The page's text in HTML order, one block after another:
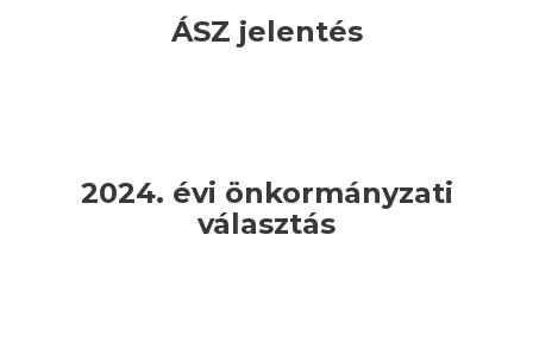
ÁSZ jelentés
2024. évi önkormányzati
választás